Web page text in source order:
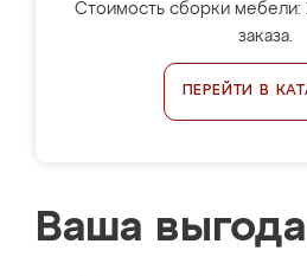
Стоимость сборки мебели:
заказа.
ПЕРЕЙТИ В
Ваша